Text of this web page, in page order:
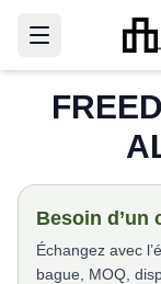
Besoin d’un
Échangez avec
bague, MOQ,